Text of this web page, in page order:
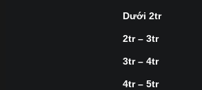
Dưới 2tr
2tr – 3tr
3tr – 4tr
4tr – 5tr